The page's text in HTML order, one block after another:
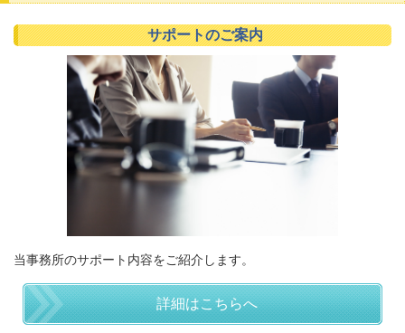
サポートのご案内
当事務所のサポート内容をご紹介します。
詳細はこちらへ